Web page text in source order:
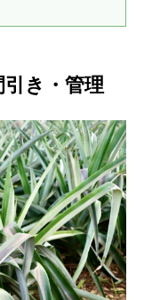
き・管理